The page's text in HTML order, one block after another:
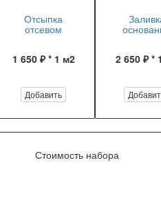
Отсыпка
отсевом
1 650 ₽ * 1 м2
Добавить
2 650 ₽ *
Стоимость набора